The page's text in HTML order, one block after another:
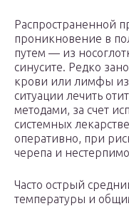
Распространенной
проникновение в
путем — из
синусите. Редко
крови или лимфы из
ситуации лечить
методами, за счет
системных
оперативно, при
черепа и
Часто острый
температуры и